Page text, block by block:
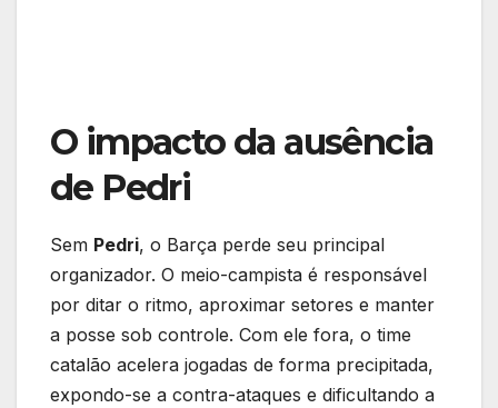
O impacto da ausência
de Pedri
Sem Pedri, o Barça perde seu principal
organizador. O meio-campista é responsável
por ditar o ritmo, aproximar setores e manter
a posse sob controle. Com ele fora, o time
catalão acelera jogadas de forma precipitada,
expondo-se a contra-ataques e dificultando a